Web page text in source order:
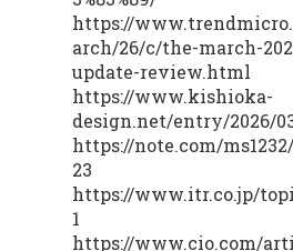
https://
arch/26/c/the-march-
update-review.html
https://www.kishioka-
design.net/entry/2026/
https://note.com/
23
https://www.itr.co.jp/
1
https://www.cio.com/